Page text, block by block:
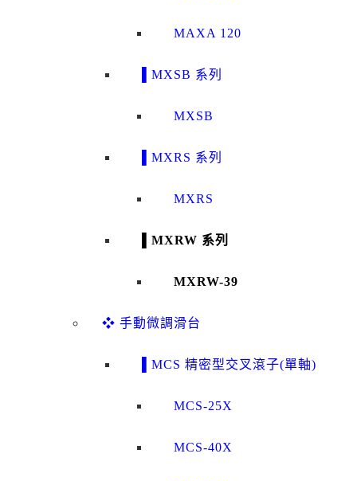
MAXA 120
▌MXSB 系列
MXSB
▌MXRS 系列
MXRS
▌MXRW 系列
MXRW-39
❖ 手動微調滑台
▌MCS 精密型交叉滾子(單軸)
MCS-25X
MCS-40X